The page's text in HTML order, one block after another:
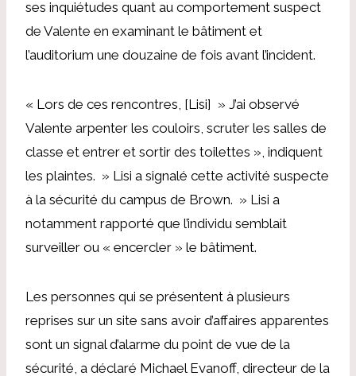
ses inquiétudes quant au comportement suspect
de Valente en examinant le bâtiment et
l’auditorium une douzaine de fois avant l’incident.
« Lors de ces rencontres, [Lisi] » J’ai observé
Valente arpenter les couloirs, scruter les salles de
classe et entrer et sortir des toilettes », indiquent
les plaintes. » Lisi a signalé cette activité suspecte
à la sécurité du campus de Brown. » Lisi a
notamment rapporté que l’individu semblait
surveiller ou « encercler » le bâtiment.
Les personnes qui se présentent à plusieurs
reprises sur un site sans avoir d’affaires apparentes
sont un signal d’alarme du point de vue de la
sécurité, a déclaré Michael Evanoff, directeur de la